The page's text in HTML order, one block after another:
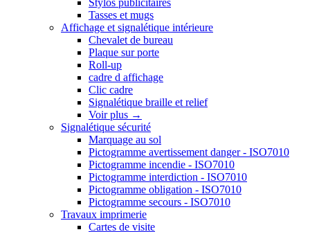
Stylos publicitaires
Tasses et mugs
Affichage et signalétique intérieure
Chevalet de bureau
Plaque sur porte
Roll-up
cadre d affichage
Clic cadre
Signalétique braille et relief
Voir plus →
Signalétique sécurité
Marquage au sol
Pictogramme avertissement danger - ISO7010
Pictogramme incendie - ISO7010
Pictogramme interdiction - ISO7010
Pictogramme obligation - ISO7010
Pictogramme secours - ISO7010
Travaux imprimerie
Cartes de visite